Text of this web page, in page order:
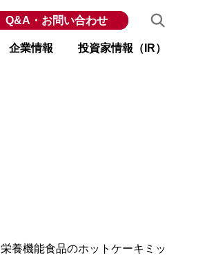
企業情報 投資家情報（IR）
Q&A・お問い合わせ
養機能食品のホットケーキミッ